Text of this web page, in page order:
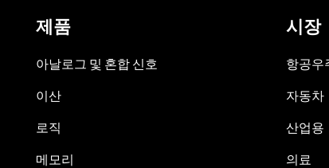
제품
아날로그 및 혼합 신호
이산
로직
메모리
시장
항공우
자동차
산업용
의료